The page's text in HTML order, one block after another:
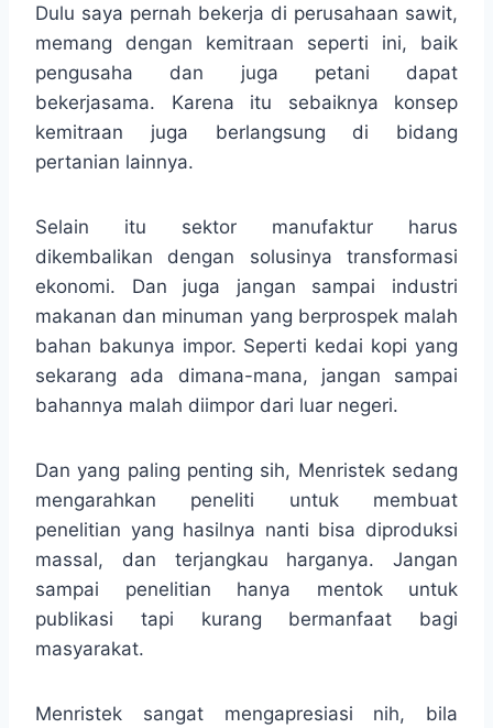
Dulu saya pernah bekerja di perusahaan sawit,
memang dengan kemitraan seperti ini, baik
pengusaha dan juga petani dapat
bekerjasama. Karena itu sebaiknya konsep
kemitraan juga berlangsung di bidang
pertanian lainnya.
Selain itu sektor manufaktur harus
dikembalikan dengan solusinya transformasi
ekonomi. Dan juga jangan sampai industri
makanan dan minuman yang berprospek malah
bahan bakunya impor. Seperti kedai kopi yang
sekarang ada dimana-mana, jangan sampai
bahannya malah diimpor dari luar negeri.
Dan yang paling penting sih, Menristek sedang
mengarahkan peneliti untuk membuat
penelitian yang hasilnya nanti bisa diproduksi
massal, dan terjangkau harganya. Jangan
sampai penelitian hanya mentok untuk
publikasi tapi kurang bermanfaat bagi
masyarakat.
Menristek sangat mengapresiasi nih, bila